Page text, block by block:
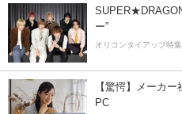
ー”
オリコンタイアップ特集
【驚愕】メーカ
PC